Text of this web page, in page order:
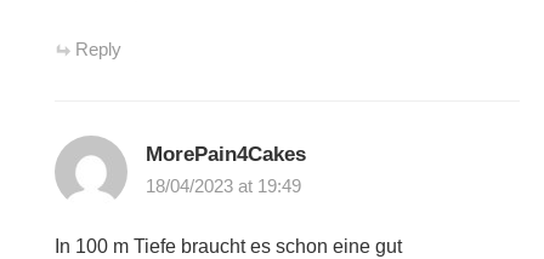
Reply
MorePain4Cakes
18/04/2023 at 19:49
In 100 m Tiefe braucht es schon eine gut